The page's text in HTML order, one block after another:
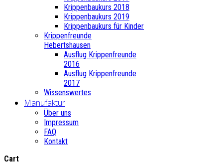
Krippenbaukurs 2018
Krippenbaukurs 2019
Krippenbaukurs für Kinder
Krippenfreunde
Hebertshausen
Ausflug Krippenfreunde
2016
Ausflug Krippenfreunde
2017
Wissenswertes
Manufaktur
Über uns
Impressum
FAQ
Kontakt
Cart